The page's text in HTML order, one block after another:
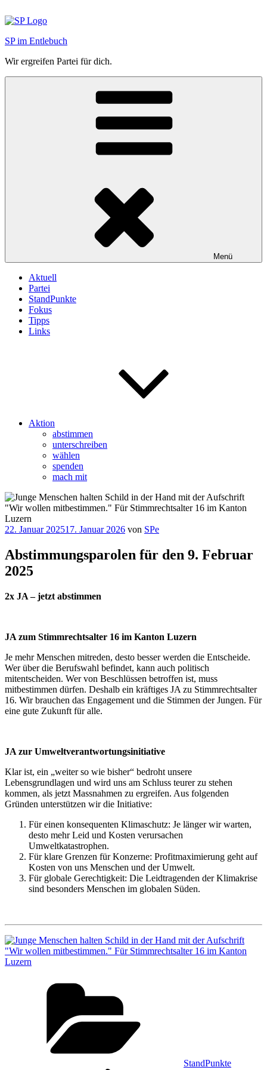
Inhalt
SP im Entlebuch
Wir ergreifen Partei für dich.
Menü
Aktuell
Partei
StandPunkte
Fokus
Tipps
Links
Aktion
abstimmen
unterschreiben
wählen
spenden
mach mit
Veröffentlicht
22. Januar 202517. Januar 2026 von SPe
Abstimmungsparolen für den 9. Februar
2025
2x JA – jetzt abstimmen
JA zum Stimmrechtsalter 16 im Kanton Luzern
Je mehr Menschen mitreden, desto besser werden die Entscheide.
Wer über die Berufswahl befindet, kann auch politisch
mitentscheiden. Wer von Beschlüssen betroffen ist, muss
mitbestimmen dürfen. Deshalb ein kräftiges JA zu Stimmrechtsalter
16. Wir brauchen das Engagement und die Stimmen der Jungen. Für
eine gute Zukunft für alle.
JA zur Umweltverantwortungsinitiative
Klar ist, ein „weiter so wie bisher“ bedroht unsere
Lebensgrundlagen und wird uns am Schluss teurer zu stehen
kommen, als jetzt Massnahmen zu ergreifen. Aus folgenden
Gründen unterstützen wir die Initiative:
Für einen konsequenten Klimaschutz: Je länger wir warten,
desto mehr Leid und Kosten verursachen
Umweltkatastrophen.
Für klare Grenzen für Konzerne: Profitmaximierung geht auf
Kosten von uns Menschen und der Umwelt.
Für globale Gerechtigkeit: Die Leidtragenden der Klimakrise
sind besonders Menschen im globalen Süden.
StandPunkte